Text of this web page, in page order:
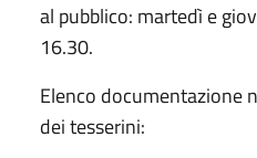
al pubblico: martedì e
16.30.
Elenco documentazione
dei tesserini: